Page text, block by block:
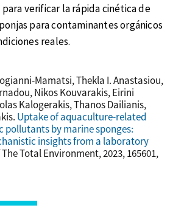
para verificar la rápida cinética de
para contaminantes orgánicos
reales.
Mamatsi, Thekla I. Anastasiou,
Nikos Kouvarakis, Eirini
Kalogerakis, Thanos Dailianis,
Uptake of aquaculture-related
pollutants by marine sponges:
insights from a laboratory
Total Environment, 2023, 165601,